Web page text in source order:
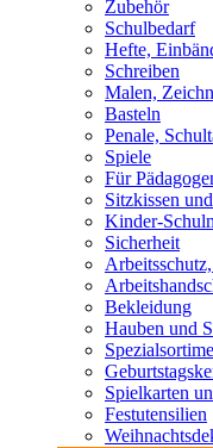
Zubehör
Schulbedarf
Hefte,
Schreiben
Malen,
Basteln
Penale,
Spiele
Für
Sitzkissen
Kinder-
Sicherheit
Bekleidung
Hauben und
Spielkarten
Festutensilien